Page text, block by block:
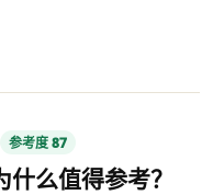
参考度 87
么值得参考？